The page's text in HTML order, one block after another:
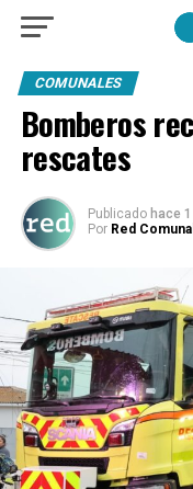
COMUNALES
Bomberos
rescates
Publicado hace
Por Red